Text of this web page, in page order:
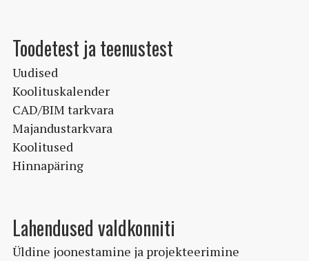
Toodetest ja teenustest
Uudised
Koolituskalender
CAD/BIM tarkvara
Majandustarkvara
Koolitused
Hinnapäring
Lahendused valdkonniti
Üldine joonestamine ja projekteerimine